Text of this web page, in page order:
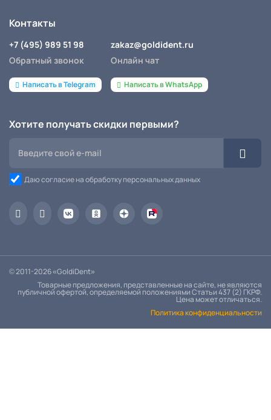
Контакты
+7 (495) 989 51 98
Обратный звонок
Написать в Telegram
zakaz@goldident.ru
Онлайн чат
Написать в WhatsApp
Хотите получать скидки первыми?
Даю согласие на обработку персональных данных
© 2011-2026 «GoldiDent»
Товарные предложения, представленные на сайте, не являются
публичной офертой, определяемой положениями Статьи 437 (2) ГКРФ.
Цена может отличаться.
Политика конфиденциальности